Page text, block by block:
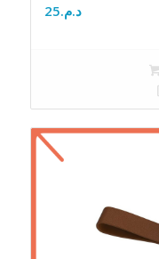
د.م.25